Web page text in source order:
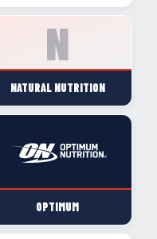
NATURAL NUTRITION
OPTIMUM